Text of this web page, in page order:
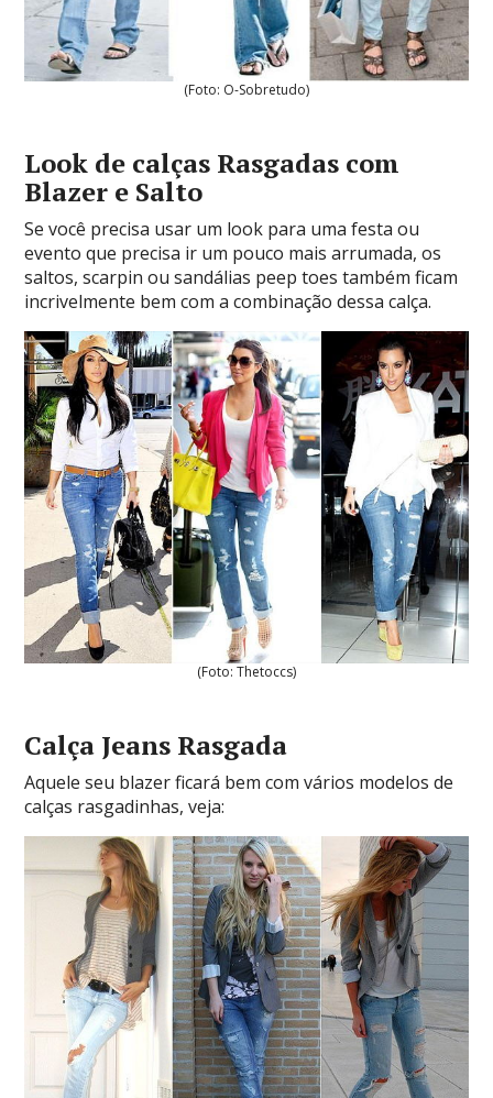
(Foto: O-Sobretudo)
Look de calças Rasgadas com
Blazer e Salto
Se você precisa usar um look para uma festa ou
evento que precisa ir um pouco mais arrumada, os
saltos, scarpin ou sandálias peep toes também ficam
incrivelmente bem com a combinação dessa calça.
(Foto: Thetoccs)
Calça Jeans Rasgada
Aquele seu blazer ficará bem com vários modelos de
calças rasgadinhas, veja: